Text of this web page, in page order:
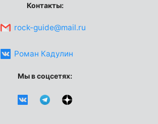
Контакты:
rock-guide@mail.ru
Роман Кадулин
Мы в соцсетях: